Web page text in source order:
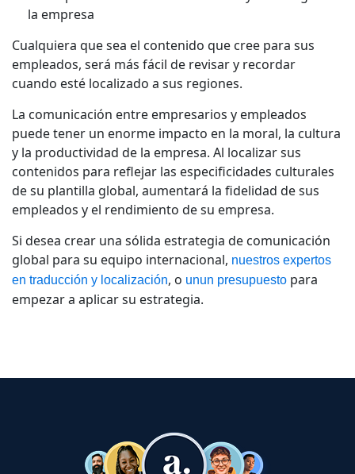
la empresa
Cualquiera que sea el contenido que cree para sus
empleados, será más fácil de revisar y recordar
cuando esté localizado a sus regiones.
La comunicación entre empresarios y empleados
puede tener un enorme impacto en la moral, la cultura
y la productividad de la empresa. Al localizar sus
contenidos para reflejar las especificidades culturales
de su plantilla global, aumentará la fidelidad de sus
empleados y el rendimiento de su empresa.
Si desea crear una sólida estrategia de comunicación
global para su equipo internacional, nuestros expertos
en traducción y localización, o unun presupuesto para
empezar a aplicar su estrategia.